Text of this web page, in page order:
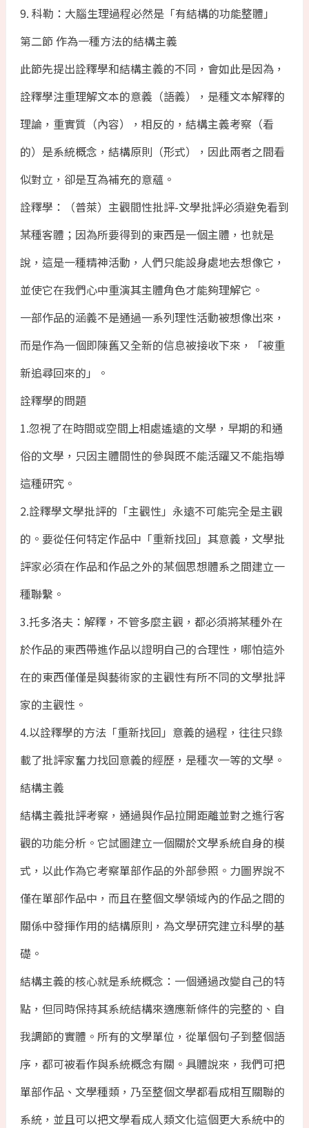
9. 科勒：大腦生理過程必然是「有結構的功能整體」
第二節 作為一種方法的結構主義
此節先提出詮釋學和結構主義的不同，會如此是因為，
詮釋學注重理解文本的意義（語義），是種文本解釋的
理論，重實質（內容），相反的，結構主義考察（看
的）是系統概念，結構原則（形式），因此兩者之間看
似對立，卻是互為補充的意蘊。
詮釋學：（普萊）主觀間性批評-文學批評必須避免看到
某種客體；因為所要得到的東西是一個主體，也就是
說，這是一種精神活動，人們只能設身處地去想像它，
並使它在我們心中重演其主體角色才能夠理解它。
一部作品的涵義不是通過一系列理性活動被想像出來，
而是作為一個即陳舊又全新的信息被接收下來，「被重
新追尋回來的」。
詮釋學的問題
1.忽視了在時間或空間上相處遙遠的文學，早期的和通
俗的文學，只因主體間性的參與既不能活躍又不能指導
這種研究。
2.詮釋學文學批評的「主觀性」永遠不可能完全是主觀
的。要從任何特定作品中「重新找回」其意義，文學批
評家必須在作品和作品之外的某個思想體系之間建立一
種聯繫。
3.托多洛夫：解釋，不管多麼主觀，都必須將某種外在
於作品的東西帶進作品以證明自己的合理性，哪怕這外
在的東西僅僅是與藝術家的主觀性有所不同的文學批評
家的主觀性。
4.以詮釋學的方法「重新找回」意義的過程，往往只錄
載了批評家奮力找回意義的經歷，是種次一等的文學。
結構主義
結構主義批評考察，通過與作品拉開距離並對之進行客
觀的功能分析。它試圖建立一個關於文學系統自身的模
式，以此作為它考察單部作品的外部參照。力圖界說不
僅在單部作品中，而且在整個文學領域內的作品之間的
關係中發揮作用的結構原則，為文學研究建立科學的基
礎。
結構主義的核心就是系統概念：一個通過改變自己的特
點，但同時保持其系統結構來適應新條件的完整的、自
我調節的實體。所有的文學單位，從單個句子到整個語
序，都可被看作與系統概念有關。具體說來，我們可把
單部作品、文學種類，乃至整個文學都看成相互關聯的
系統，並且可以把文學看成人類文化這個更大系統中的